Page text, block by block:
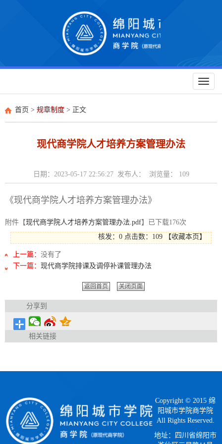
Toggle
首页 > 规章制度 > 正文
现代商学院人才培养方案管理办法
日期：2023-05-17 22:56:27 发布人： 浏览量： 109
《现代商学院人才培养方案管理办法》
附件【现代商学院人才培养方案管理办法.pdf】已下载176次
核发：0 点击数： 109 【收藏本页 】
上一篇： 没有了
下一篇： 现代商学院排课及调停补课管理办法
返回首页 关闭页面
分享到
相关链接
Copyright © 2015 绵
阳城市学院商学院
All Rights Reserved.
地址：四川省绵阳市